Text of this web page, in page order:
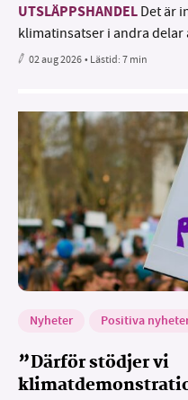
UTSLÄPPSHANDEL Det är
klimatinsatser i andra delar
02 aug 2026• Lästid:7 min
Nyheter Positiva
”Därför stödjer vi